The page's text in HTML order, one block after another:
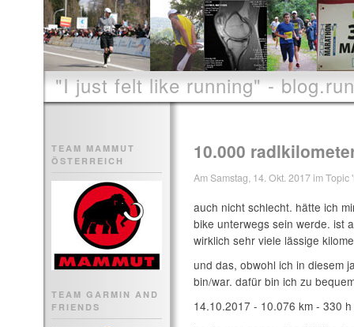
"I just felt like running" -
TEAM MAMMUT
ÖSTERREICH
TEAM GARMIN AND
FRIENDS
10.000
Am Samstag, 14. Okt. 2017 im Topic '
auch nicht schlecht. hätte ich
bike unterwegs sein werde. ist
wirklich sehr viele lässige
und das, obwohl ich in diesem
bin/war. dafür bin ich zu
14.10.2017 - 10.076 km - 330